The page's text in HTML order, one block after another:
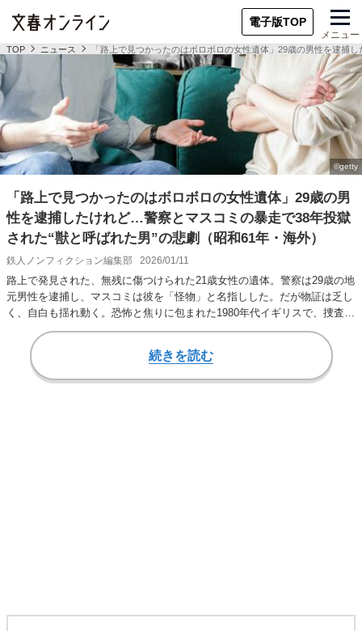
電子版TOP
メニュー
TOP ニュース 「路上で見つかったのはボロボロの女性遺体」29歳の男性を逮捕
「路上で見つかったのはボロボロの女性遺体」29歳の男
性を逮捕したけれど…警察とマスコミの暴走で38年投獄
された“獣と呼ばれた男”の悲劇（昭和61年・海外）
鉄人ノンフィクション編集部 2026/01/11
路上で発見された、無残に傷つけられた21歳女性の遺体。警察は29歳の地
元男性を逮捕し、マスコミは彼を「怪物」と名指しした。だが物証は乏し
く、自白も揺れ動く。恐怖と焦りに包まれた1980年代イギリスで、捜査と
報道はど…
続きを読む